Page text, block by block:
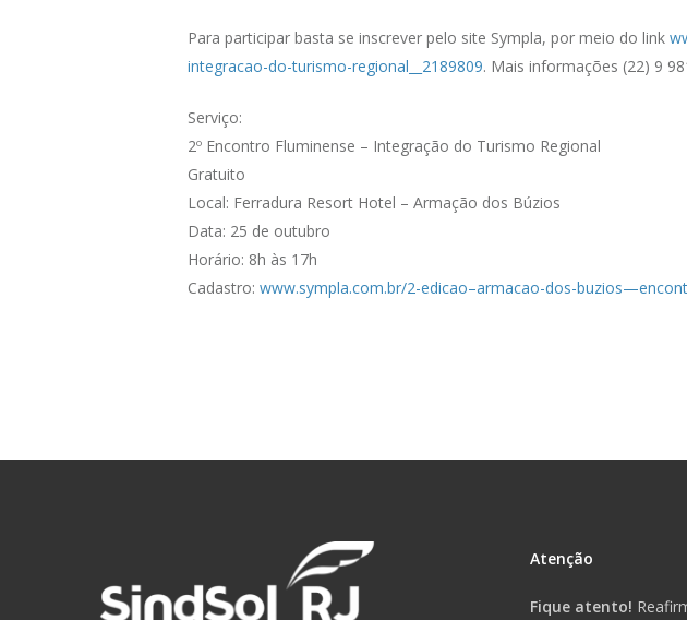
Para participar basta se inscrever pelo site Sympla, por meio do link
integracao-do-turismo-regional__2189809. Mais informações (22) 9
Serviço:
2º Encontro Fluminense – Integração do Turismo Regional
Gratuito
Local: Ferradura Resort Hotel – Armação dos Búzios
Data: 25 de outubro
Horário: 8h às 17h
Cadastro: www.sympla.com.br/2-edicao–armacao-dos-
Atenção
Fique atento!